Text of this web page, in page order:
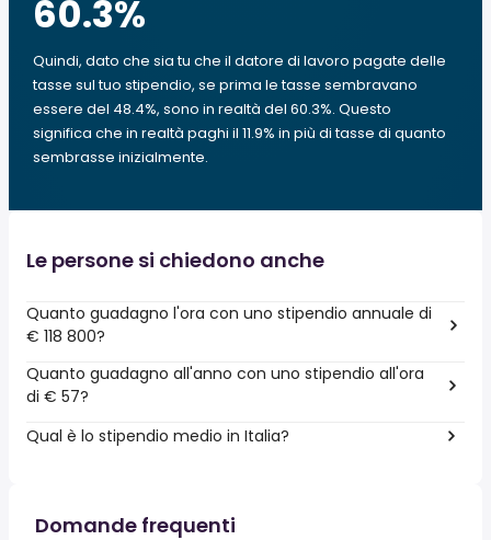
60.3%
Quindi, dato che sia tu che il datore di lavoro pagate delle
tasse sul tuo stipendio, se prima le tasse sembravano
essere del 48.4%, sono in realtà del 60.3%. Questo
significa che in realtà paghi il 11.9% in più di tasse di quanto
sembrasse inizialmente.
Le persone si chiedono anche
Quanto guadagno l'ora con uno stipendio annuale di
€ 118 800?
Quanto guadagno all'anno con uno stipendio all'ora
di € 57?
Qual è lo stipendio medio in Italia?
Domande frequenti